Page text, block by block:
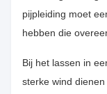
pijpleiding moet
hebben die
Bij het lassen in
sterke wind